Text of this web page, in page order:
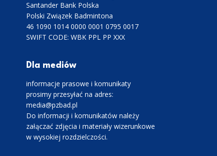
Santander Bank Polska
Polski Związek Badmintona
46 1090 1014 0000 0001 0795 0017
SWIFT CODE: WBK PPL PP XXX
Dla mediów
informacje prasowe i komunikaty
prosimy przesyłać na adres:
media@pzbad.pl
Do informacji i komunikatów należy
załączać zdjęcia i materiały wizerunkowe
w wysokiej rozdzielczości.